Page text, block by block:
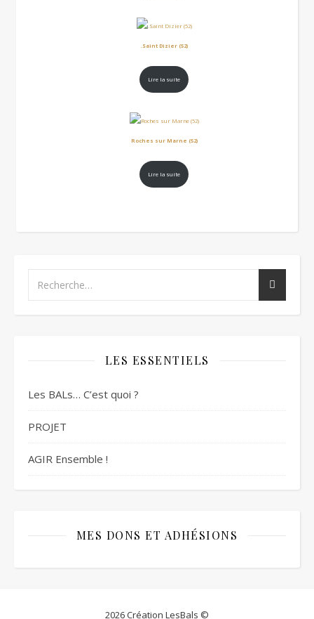
.Saint Dizier (52)
Lire la suite
Roches sur Marne (52)
Lire la suite
LES ESSENTIELS
Les BALs… C’est quoi ?
PROJET
AGIR Ensemble !
MES DONS ET ADHÉSIONS
2026 Création LesBals ©